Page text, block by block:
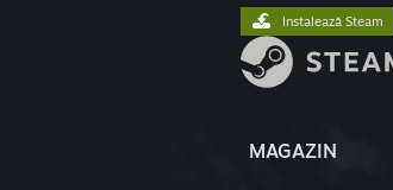
MAGAZIN
Instalează Steam